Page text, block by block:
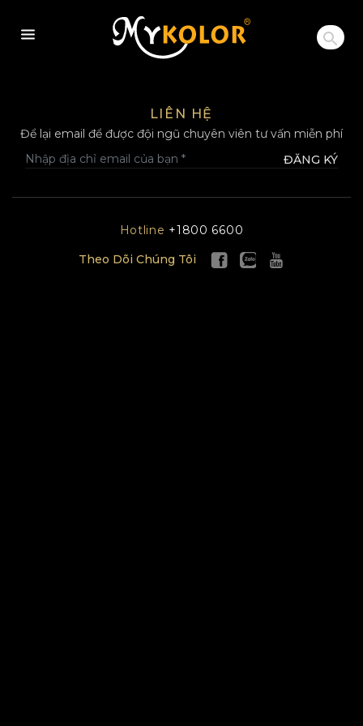
MYKOLOR
LIÊN HỆ
Để lại email để được đội ngũ chuyên viên tư vấn miễn phí
ĐĂNG KÝ
Hotline +1800 6600
Theo Dõi Chúng Tôi